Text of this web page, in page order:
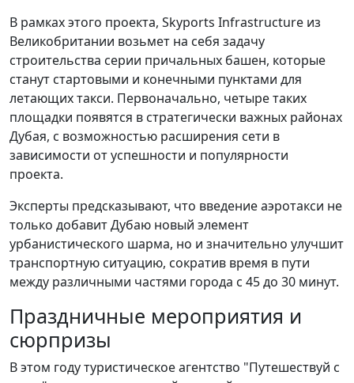
В рамках этого проекта, Skyports Infrastructure из
Великобритании возьмет на себя задачу
строительства серии причальных башен, которые
станут стартовыми и конечными пунктами для
летающих такси. Первоначально, четыре таких
площадки появятся в стратегически важных районах
Дубая, с возможностью расширения сети в
зависимости от успешности и популярности
проекта.
Эксперты предсказывают, что введение аэротакси не
только добавит Дубаю новый элемент
урбанистического шарма, но и значительно улучшит
транспортную ситуацию, сократив время в пути
между различными частями города с 45 до 30 минут.
Праздничные мероприятия и
сюрпризы
В этом году туристическое агентство "Путешествуй с